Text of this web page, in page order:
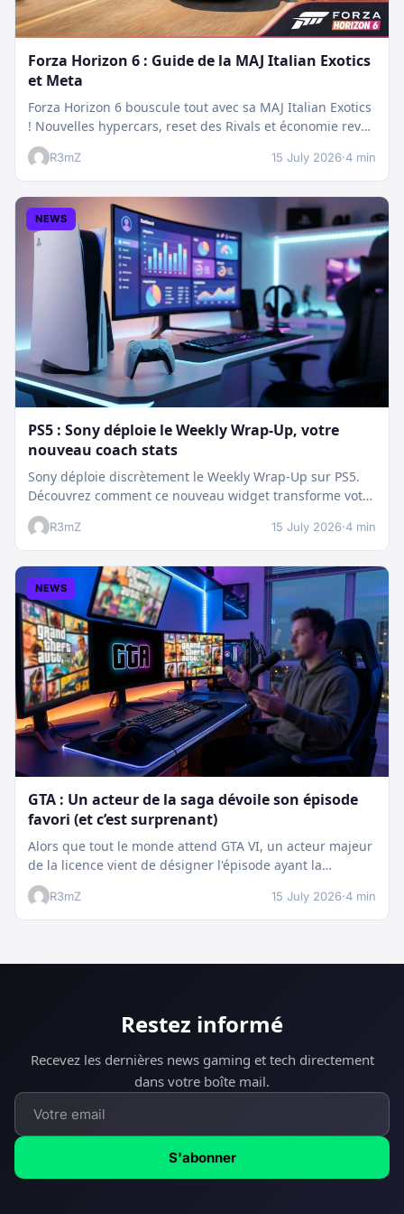
Forza Horizon 6 : Guide de la MAJ Italian Exotics
et Meta
Forza Horizon 6 bouscule tout avec sa MAJ Italian Exotics
! Nouvelles hypercars, reset des Rivals et économie revue
:…
R3mZ 15 July 2026·4 min
NEWS
PS5 : Sony déploie le Weekly Wrap-Up, votre
nouveau coach stats
Sony déploie discrètement le Weekly Wrap-Up sur PS5.
Découvrez comment ce nouveau widget transforme votre
dashboard et booste votre suivi…
R3mZ 15 July 2026·4 min
NEWS
GTA : Un acteur de la saga dévoile son épisode
favori (et c’est surprenant)
Alors que tout le monde attend GTA VI, un acteur majeur
de la licence vient de désigner l'épisode ayant la…
R3mZ 15 July 2026·4 min
Restez informé
Recevez les dernières news gaming et tech directement
dans votre boîte mail.
S'abonner